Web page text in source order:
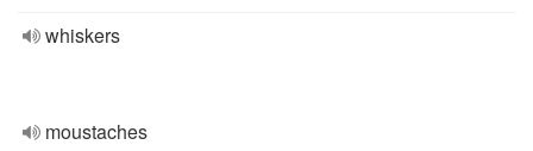
whiskers
moustaches